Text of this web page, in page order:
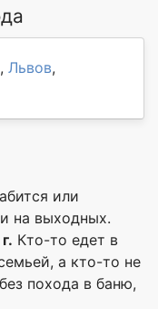
, Львов,
или
на выходных.
Кто-то едет в
а кто-то не
похода в баню,